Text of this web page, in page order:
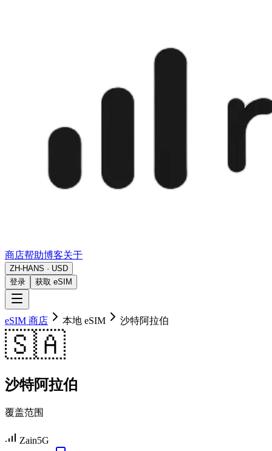
商店帮助博客关于
ZH-HANS · USD
登录
获取 eSIM
eSIM 商店 本地 eSIM 沙特阿拉伯
🇸🇦
沙特阿拉伯
覆盖范围
Zain5G